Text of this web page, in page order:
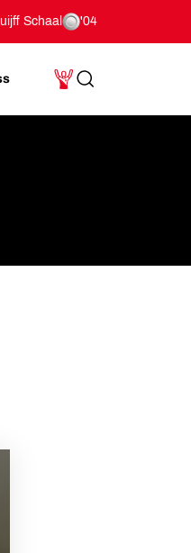
Schaal '04
Mijn Account
Search